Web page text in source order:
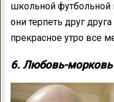
школьной
они терпеть друг
прекрасное утро все
6. Любовь-морковь